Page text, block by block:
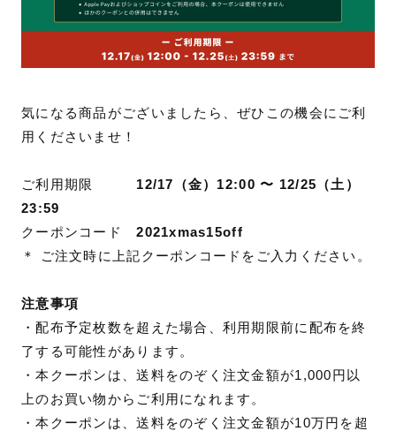
気になる商品がございましたら、ぜひこの機会にご利
用くださいませ！
ご利用期限 12/17（金）12:00〜 12/25（土）
23:59
クーポンコード2021xmas15off
＊ ご注文時に上記クーポンコードをご入力ください。
注意事項
・配布予定枚数を超えた場合、利用期限前に配布を終
了する可能性があります。
・本クーポンは、送料をのぞく注文金額が1,000円以
上のお買い物からご利用になれます。
・本クーポンは、送料をのぞく注文金額が10万円を超